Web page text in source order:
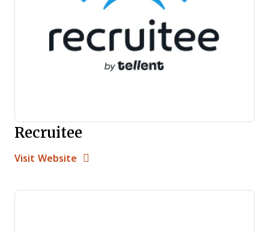
Recruitee
Visit Website Opens New Window